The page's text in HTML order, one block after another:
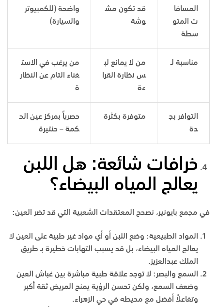
المسافا
ت المتو
سطة
قد تكون مش
وشة
واضحة (للكمبيوتر
والسيارة)
مناسبة لـ
من لا يمانع لب
س نظارة القرا
ءة
من يرغب في الاست
غناء التام عن النظار
ة
التوافر بج
دة
متوفرة بكثرة
حصرياً بمركز عين الح
كمة – حنتيرة
خرافات شائعة: هل اللبن
يعالج المياه البيضاء؟
في مجمع بايونير، نصحح المعتقدات الشعبية التي قد تضر العين:
المواد الطبيعية: وضع اللبن أو أي مواد غير طبية على العين لا
يعالج المياه البيضاء، بل قد يسبب التهابات خطيرة بـ طريق
الملك عبدالعزيز.
السمع والبصر : لا توجد علاقة طبية مباشرة بين غباش العين
وضعف السمع، ولكن تحسن الرؤية يمنح المريض ثقة أكبر
وتفاعلاً أفضل مع محيطه في حي الزهراء.